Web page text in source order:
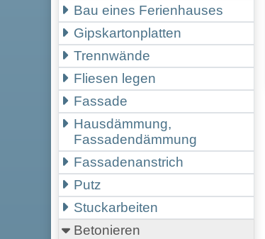
Bau eines Ferienhauses
Gipskartonplatten
Trennwände
Fliesen legen
Fassade
Hausdämmung,
Fassadendämmung
Fassadenanstrich
Putz
Stuckarbeiten
Betonieren